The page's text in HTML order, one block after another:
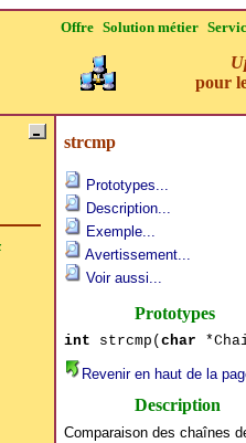
Offre Solution métier
tel un
strcmp
Prototypes...
Description...
Exemple...
Avertissement...
Voir aussi...
Prototypes
int strcmp(char
Revenir en haut de la
Description
Comparaison des chaînes